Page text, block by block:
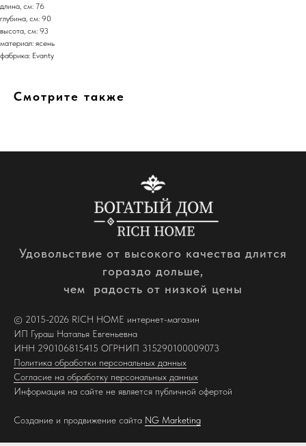
длина, см: 76
глубина, см: 90
высота, см: 93
материал: ясень
фабрика: Evanty
Смотрите также
Удовольствие от высокого качества длится
гораздо дольше,
чем радость от низкой цены
© 2015-2026 RICH HOME интернет-магазин
ИП Гураш Наталья Евгеньевна
ИНН 290106815415 ОГРНИП 315290100009073
Политика обработки персональных данных
Согласие на обработку персональных данных
Информация на сайте не является публичной офертой
Создание и продвижение сайта NG Marketing